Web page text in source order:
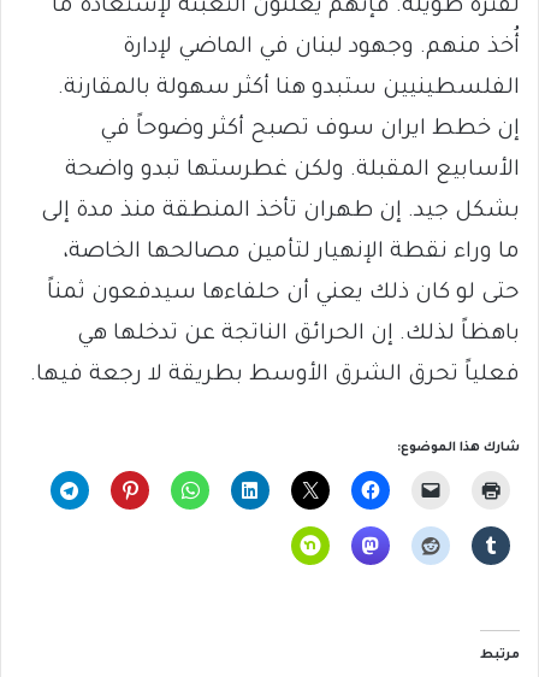
لفترة طويلة. فإنهم يعلنون التعبئة لإستعادة ما
أُخذ منهم. وجهود لبنان في الماضي لإدارة
الفلسطينيين ستبدو هنا أكثر سهولة بالمقارنة.
إن خطط ايران سوف تصبح أكثر وضوحاً في
الأسابيع المقبلة. ولكن غطرستها تبدو واضحة
بشكل جيد. إن طهران تأخذ المنطقة منذ مدة إلى
ما وراء نقطة الإنهيار لتأمين مصالحها الخاصة،
حتى لو كان ذلك يعني أن حلفاءها سيدفعون ثمناً
باهظاً لذلك. إن الحرائق الناتجة عن تدخلها هي
فعلياً تحرق الشرق الأوسط بطريقة لا رجعة فيها.
شارك هذا الموضوع:
مرتبط